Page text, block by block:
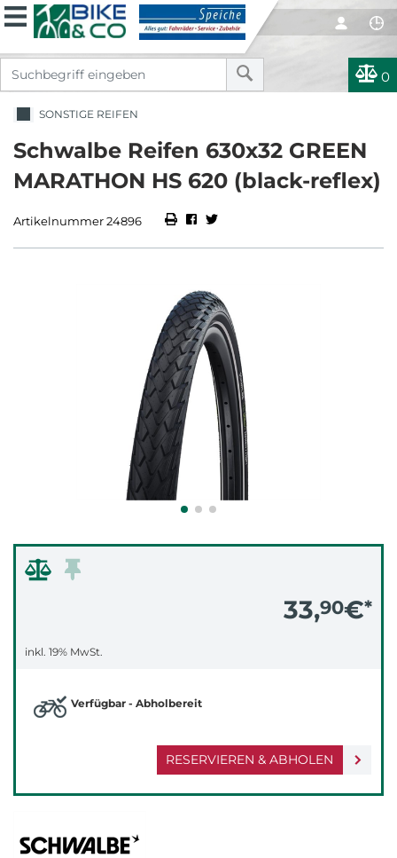
0
SONSTIGE REIFEN
Schwalbe Reifen 630x32 GREEN
MARATHON HS 620 (black-reflex)
Artikelnummer 24896
33,90€*
inkl. 19% MwSt.
RESERVIEREN & ABHOLEN
Verfügbar - Abholbereit